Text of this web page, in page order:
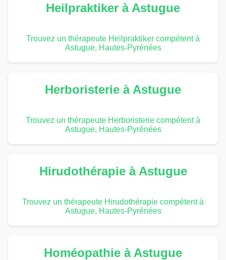
Heilpraktiker à Astugue
Trouvez un thérapeute Heilpraktiker compétent à
Astugue, Hautes-Pyrénées
Herboristerie à Astugue
Trouvez un thérapeute Herboristerie compétent à
Astugue, Hautes-Pyrénées
Hirudothérapie à Astugue
Trouvez un thérapeute Hirudothérapie compétent à
Astugue, Hautes-Pyrénées
Homéopathie à Astugue